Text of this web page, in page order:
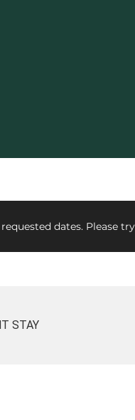
dates. Please
STAY